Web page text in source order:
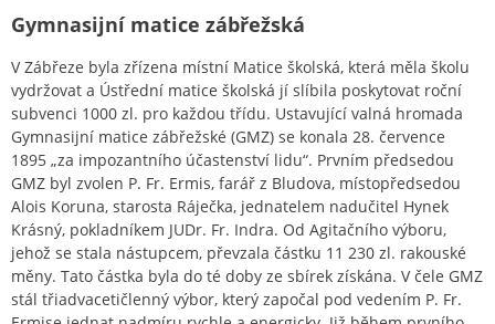
Gymnasijní matice zábřežská
V Zábřeze byla zřízena místní Matice školská, která měla školu
vydržovat a Ústřední matice školská jí slíbila poskytovat roční
subvenci 1000 zl. pro každou třídu. Ustavující valná hromada
Gymnasijní matice zábřežské (GMZ) se konala 28. července
1895 „za impozantního účastenství lidu“. Prvním předsedou
GMZ byl zvolen P. Fr. Ermis, farář z Bludova, místopředsedou
Alois Koruna, starosta Ráječka, jednatelem nadučitel Hynek
Krásný, pokladníkem JUDr. Fr. Indra. Od Agitačního výboru,
jehož se stala nástupcem, převzala částku 11 230 zl. rakouské
měny. Tato částka byla do té doby ze sbírek získána. V čele GMZ
stál třiadvacetičlenný výbor, který započal pod vedením P. Fr.